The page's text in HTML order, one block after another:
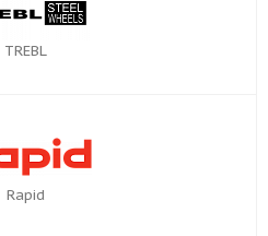
TREBL
Rapid